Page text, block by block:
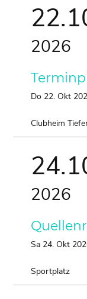
22.
2026
Do 22. Okt
Clubheim
24.
2026
Sa 24. Okt
Sportplatz